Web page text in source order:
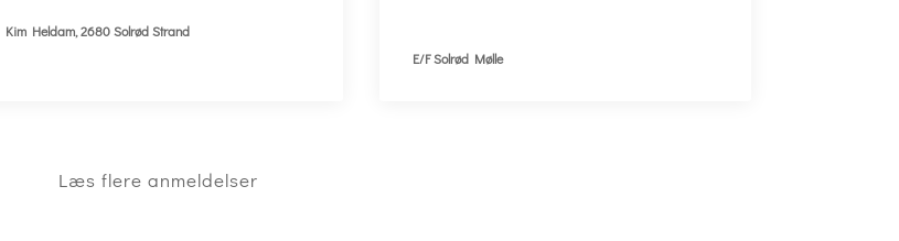
Kim Heldam, 2680 Solrød Strand
E/F Solrød Mølle
Læs flere anmeldelser